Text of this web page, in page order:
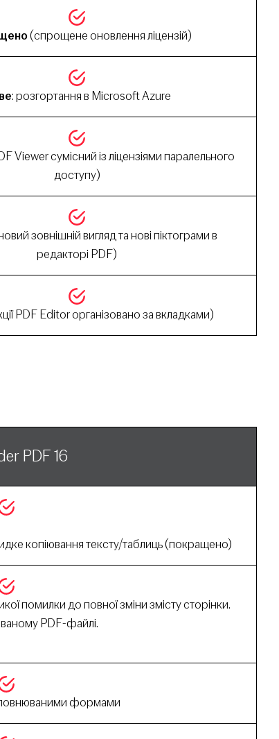
(спрощене оновлення ліцензій)
: розгортання в Microsoft Azure
Viewer сумісний із ліцензіями паралельного
доступу)
зовнішній вигляд та нові піктограми в
редакторі PDF)
PDF Editor організовано за вкладками)
PDF 16
копіювання тексту/таблиць (покращено)
помилки до повної зміни змісту сторінки.
PDF-файлі.
формами